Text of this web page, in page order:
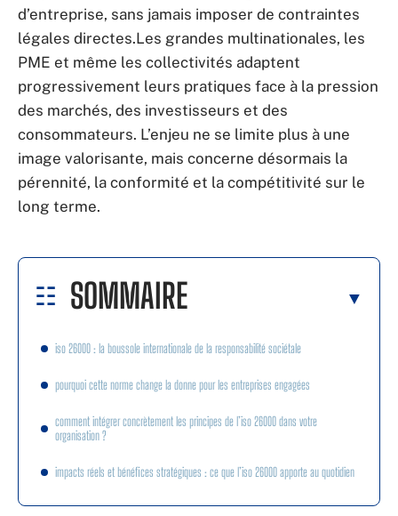
d’entreprise, sans jamais imposer de contraintes
légales directes.Les grandes multinationales, les
PME et même les collectivités adaptent
progressivement leurs pratiques face à la pression
des marchés, des investisseurs et des
consommateurs. L’enjeu ne se limite plus à une
image valorisante, mais concerne désormais la
pérennité, la conformité et la compétitivité sur le
long terme.
SOMMAIRE
iso 26000 : la boussole internationale de la responsabilité sociétale
pourquoi cette norme change la donne pour les entreprises engagées
comment intégrer concrètement les principes de l’iso 26000 dans votre
organisation ?
impacts réels et bénéfices stratégiques : ce que l’iso 26000 apporte au quotidien